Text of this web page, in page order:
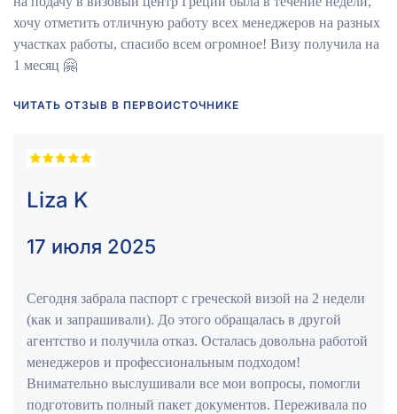
хочу отметить отличную работу всех менеджеров на разных
участках работы, спасибо всем огромное! Визу получила на
1 месяц 🤗
ЧИТАТЬ ОТЗЫВ В ПЕРВОИСТОЧНИКЕ
Liza K
17 июля 2025
Сегодня забрала паспорт с греческой визой на 2 недели
(как и запрашивали). До этого обращалась в другой
агентство и получила отказ. Осталась довольна работой
менеджеров и профессиональным подходом!
Внимательно выслушивали все мои вопросы, помогли
подготовить полный пакет документов. Переживала по